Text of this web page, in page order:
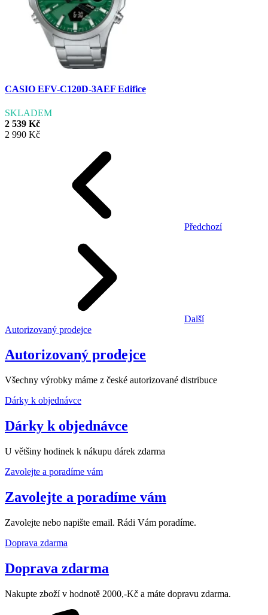
CASIO EFV-C120D-3AEF Edifice
SKLADEM
2 539 Kč
2 990 Kč
Předchozí
Další
Autorizovaný prodejce
Autorizovaný prodejce
Všechny výrobky máme z české autorizované distribuce
Dárky k objednávce
Dárky k objednávce
U většiny hodinek k nákupu dárek zdarma
Zavolejte a poradíme vám
Zavolejte a poradíme vám
Zavolejte nebo napište email. Rádi Vám poradíme.
Doprava zdarma
Doprava zdarma
Nakupte zboží v hodnotě 2000,-Kč a máte dopravu zdarma.